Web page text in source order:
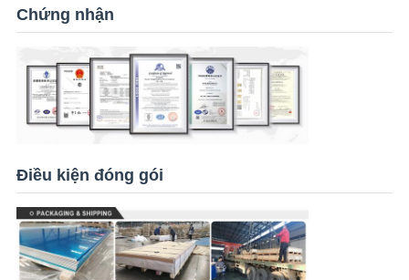
Chứng nhận
Điều kiện đóng gói